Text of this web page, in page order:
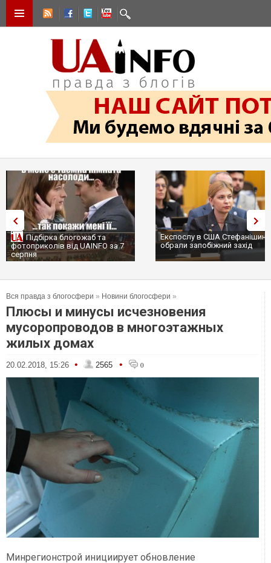
Підбірка блогожаб та
фотоприколів від UAINFO за 7
серпня
Експослу в США Стефанішиній
обрали запобіжний захід
Вся правда з блогосфери » Новини блогосфери »
Плюсы и минусы исчезновения
мусоропроводов в многоэтажных
жилых домах
20.02.2018, 15:26 • 2565 • 0
Минрегионстрой инициирует обновление